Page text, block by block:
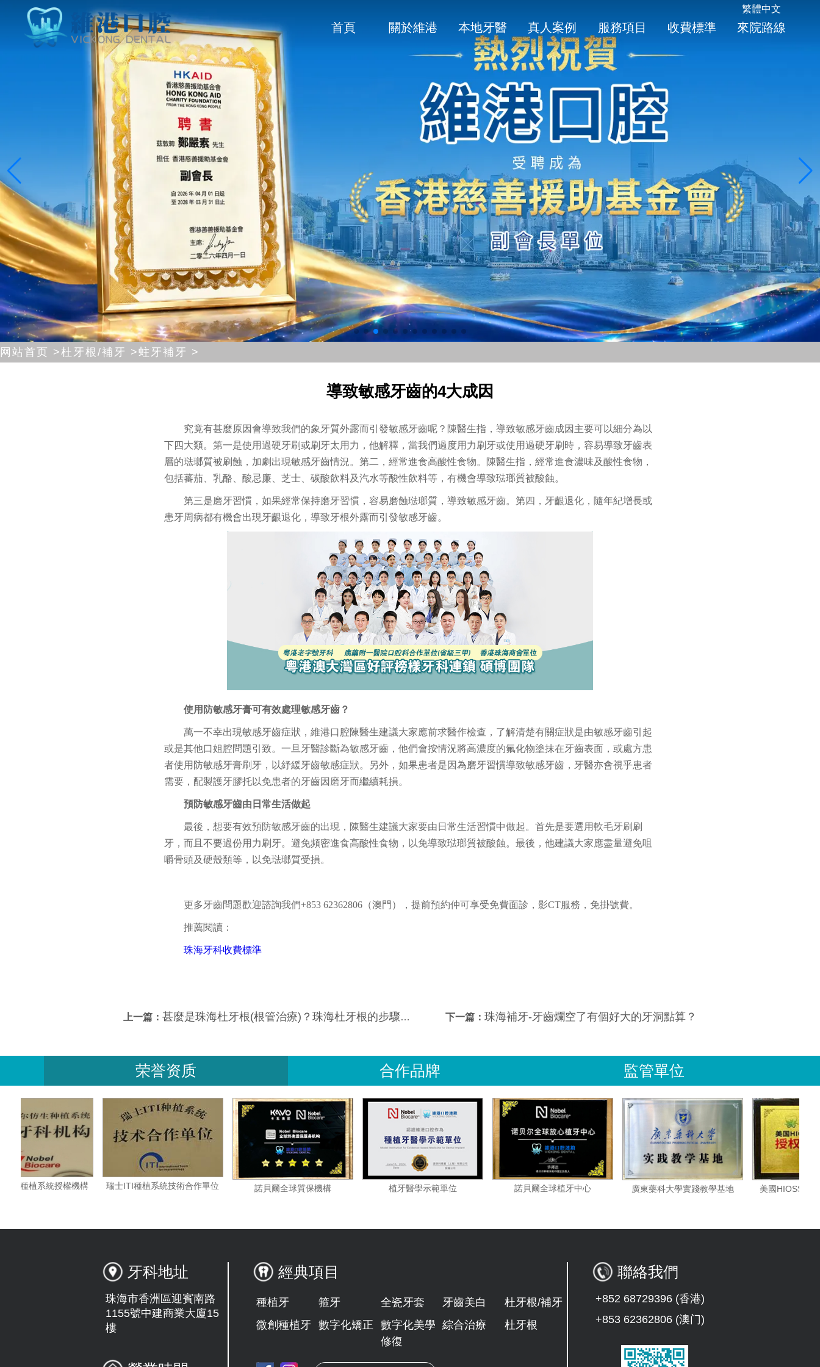
繁體中文
首頁 關於維港 本地牙醫 真人案例 服務項目 收費標準 來院路線
网站首页 >杜牙根/補牙 >蛀牙補牙 >
導致敏感牙齒的4大成因
究竟有甚麼原因會導致我們的象牙質外露而引發敏感牙齒呢？陳醫生指，導致敏感牙齒成因主要可以細分為以
下四大類。第一是使用過硬牙刷或刷牙太用力，他解釋，當我們過度用力刷牙或使用過硬牙刷時，容易導致牙齒表
層的琺瑯質被刷蝕，加劇出現敏感牙齒情況。第二，經常進食高酸性食物。陳醫生指，經常進食濃味及酸性食物，
包括蕃茄、乳酪、酸忌廉、芝士、碳酸飲料及汽水等酸性飲料等，有機會導致琺瑯質被酸蝕。
第三是磨牙習慣，如果經常保持磨牙習慣，容易磨蝕琺瑯質，導致敏感牙齒。第四，牙齦退化，隨年紀增長或
患牙周病都有機會出現牙齦退化，導致牙根外露而引發敏感牙齒。
使用防敏感牙膏可有效處理敏感牙齒？
萬一不幸出現敏感牙齒症狀，維港口腔陳醫生建議大家應前求醫作檢查，了解清楚有關症狀是由敏感牙齒引起
或是其他口姐腔問題引致。一旦牙醫診斷為敏感牙齒，他們會按情況將高濃度的氟化物塗抹在牙齒表面，或處方患
者使用防敏感牙膏刷牙，以紓緩牙齒敏感症狀。另外，如果患者是因為磨牙習慣導致敏感牙齒，牙醫亦會視乎患者
需要，配製護牙膠托以免患者的牙齒因磨牙而繼續耗損。
預防敏感牙齒由日常生活做起
最後，想要有效預防敏感牙齒的出現，陳醫生建議大家要由日常生活習慣中做起。首先是要選用軟毛牙刷刷
牙，而且不要過份用力刷牙。避免頻密進食高酸性食物，以免導致琺瑯質被酸蝕。最後，他建議大家應盡量避免咀
嚼骨頭及硬殼類等，以免琺瑯質受損。
更多牙齒問題歡迎諮詢我們+853 62362806（澳門），提前預約仲可享受免費面診，影CT服務，免掛號費。
推薦閱讀：
珠海牙科收費標準
上一篇： 甚麼是珠海杜牙根(根管治療)？珠海杜牙根的步驟是什麼？ 下一篇：珠海補牙-牙齒爛空了有個好大的牙洞點算？
荣誉资质 合作品牌 監管單位
瑞典諾貝爾種植系統授權機構 瑞士ITI種植系統技術合作單位 諾貝爾全球質保機構 植牙醫學示範單位 諾貝爾全球植牙中心 廣東藥科大學實踐教學基地 美國
牙科地址
珠海市香洲區迎賓南路
1155號中建商業大廈15
樓
經典項目
種植牙 箍牙 全瓷牙套 牙齒美白
杜牙根/補牙
微創種植牙 數字化矯正
數字化美學
修復
綜合治療 杜牙根
聯絡我們
+852 68729396 (香港)
+853 62362806 (澳门)